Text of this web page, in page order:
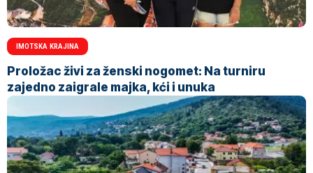
IMOTSKA KRAJINA
Proložac živi za ženski nogomet: Na turniru
zajedno zaigrale majka, kći i unuka